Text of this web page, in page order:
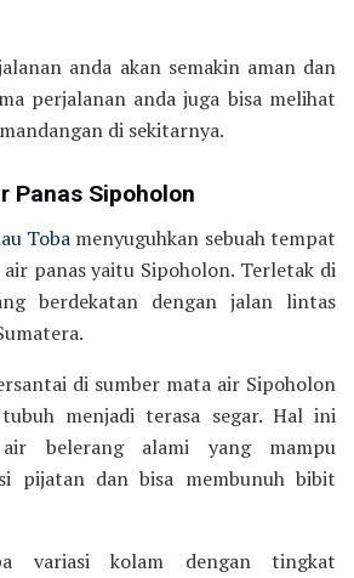
anda akan semakin aman dan
perjalanan anda juga bisa melihat
di sekitarnya.
Panas Sipoholon
Toba menyuguhkan sebuah tempat
panas yaitu Sipoholon. Terletak di
berdekatan dengan jalan lintas
di sumber mata air Sipoholon
menjadi terasa segar. Hal ini
belerang alami yang mampu
pijatan dan bisa membunuh bibit
variasi kolam dengan tingkat